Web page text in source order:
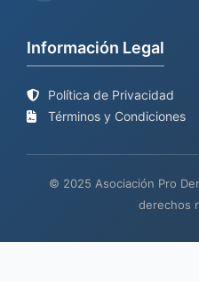
Información Legal
Política de Privacidad
Términos y Condiciones
© 2025 Asociación Pro
derechos